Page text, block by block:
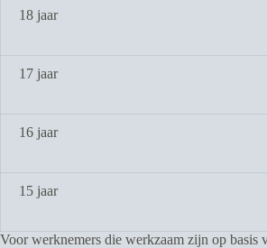
18 jaar
17 jaar
16 jaar
15 jaar
Voor werknemers die werkzaam zijn op basis